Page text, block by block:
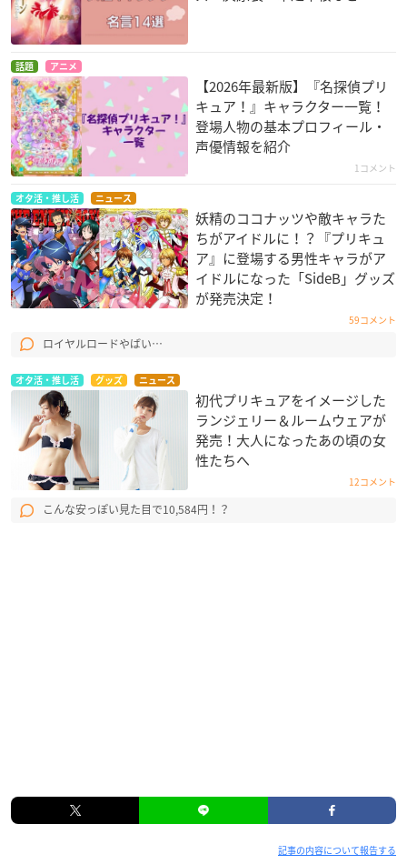
話題 アニメ
【2026年最新版】『名探偵プリ
キュア！』キャラクター一覧！
登場人物の基本プロフィール・
声優情報を紹介
1コメント
オタ活・推し活 ニュース
妖精のココナッツや敵キャラた
ちがアイドルに！？『プリキュ
ア』に登場する男性キャラがア
イドルになった「SideB」グッズ
が発売決定！
59コメント
ロイヤルロードやばい…
オタ活・推し活 グッズ ニュース
初代プリキュアをイメージした
ランジェリー＆ルームウェアが
発売！大人になったあの頃の女
性たちへ
12コメント
こんな安っぽい見た目で10,584円！？
記事の内容について報告する